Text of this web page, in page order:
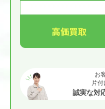
お
片
誠実な対